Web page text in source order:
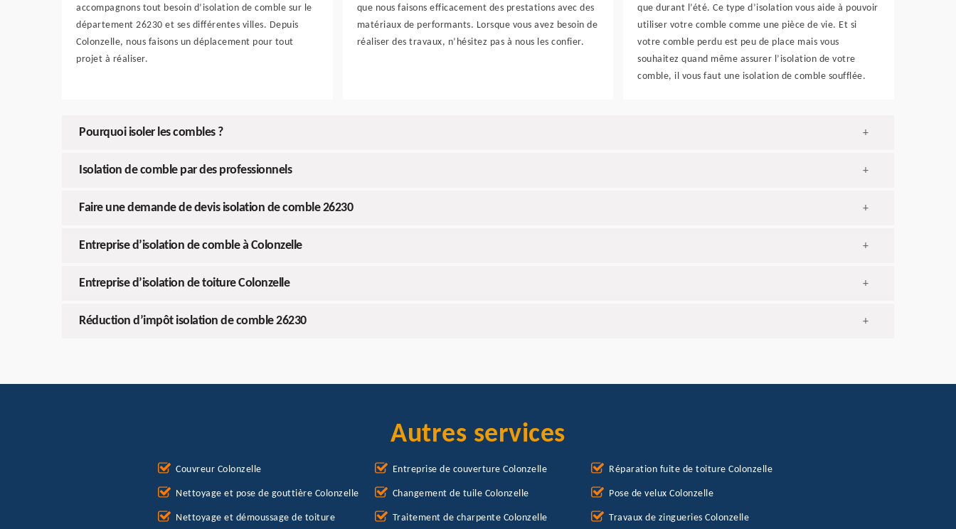
accompagnons tout besoin d’isolation de comble sur le
département 26230 et ses différentes villes. Depuis
Colonzelle, nous faisons un déplacement pour tout
projet à réaliser.
que nous faisons efficacement des prestations avec des
matériaux de performants. Lorsque vous avez besoin de
réaliser des travaux, n’hésitez pas à nous les confier.
que durant l’été. Ce type d’isolation vous aide à pouvoir
utiliser votre comble comme une pièce de vie. Et si
votre comble perdu est peu de place mais vous
souhaitez quand même assurer l’isolation de votre
comble, il vous faut une isolation de comble soufflée.
Pourquoi isoler les combles ? +
Isolation de comble par des professionnels +
Faire une demande de devis isolation de comble 26230 +
Entreprise d’isolation de comble à Colonzelle +
Entreprise d’isolation de toiture Colonzelle +
Réduction d’impôt isolation de comble 26230 +
Autres services
Couvreur Colonzelle
Nettoyage et pose de gouttière Colonzelle
Nettoyage et démoussage de toiture
Entreprise de couverture Colonzelle
Changement de tuile Colonzelle
Traitement de charpente Colonzelle
Réparation fuite de toiture Colonzelle
Pose de velux Colonzelle
Travaux de zingueries Colonzelle